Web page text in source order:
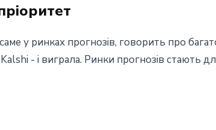
у ринках прогнозів, говорить про
- і виграла. Ринки прогнозів стають